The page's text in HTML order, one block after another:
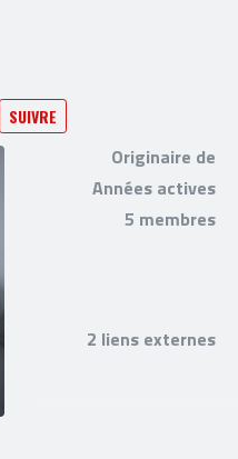
SUIVRE
Originaire de
Années actives
5 membres
2 liens externes